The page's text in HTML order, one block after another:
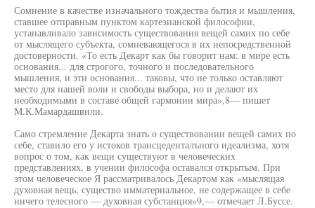
Сомнение в качестве изначального тождества бытия и мышления,
ставшее отправным пунктом картезианской философии,
устанавливало зависимость существования вещей самих по себе
от мыслящего субъекта, сомневающегося в их непосредственной
достоверности. «То есть Декарт как бы говорит нам: в мире есть
основания... для строгого, точного и последовательного
мышления, и эти основания... таковы, что не только оставляют
место для нашей воли и свободы выбора, но и делают их
необходимыми в составе общей гармонии мира»,8— пишет
М.К.Мамардашвили.
Само стремление Декарта знать о существовании вещей самих по
себе, ставило его у истоков трансцеденталъного идеализма, хотя
вопрос о том, как вещи существуют в человеческих
представлениях, в учении философа оставался открытым. При
этом человеческое Я рассматривалось Декартом как «мыслящая
духовная вещь, существо имматериальное, не содержащее в себе
ничего телесного — духовная субстанция»9,— отмечает Л.Буссе.